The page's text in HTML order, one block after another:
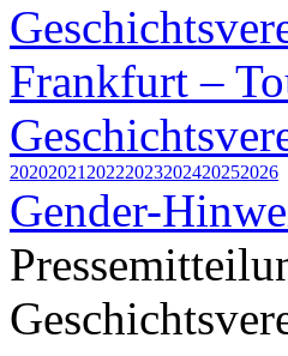
Frankfurt –
20202021 20222023202420252026
Gender-